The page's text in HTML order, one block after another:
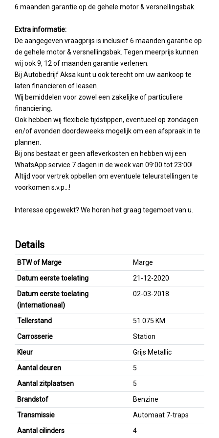
6 maanden garantie op de gehele motor & versnellingsbak.
Extra informatie:
De aangegeven vraagprijs is inclusief 6 maanden garantie op
de gehele motor & versnellingsbak. Tegen meerprijs kunnen
wij ook 9, 12 of maanden garantie verlenen.
Bij Autobedrijf Aksa kunt u ook terecht om uw aankoop te
laten financieren of leasen.
Wij bemiddelen voor zowel een zakelijke of particuliere
financiering.
Ook hebben wij flexibele tijdstippen, eventueel op zondagen
en/of avonden doordeweeks mogelijk om een afspraak in te
plannen.
Bij ons bestaat er geen afleverkosten en hebben wij een
WhatsApp service 7 dagen in de week van 09:00 tot 23:00!
Altijd voor vertrek opbellen om eventuele teleurstellingen te
voorkomen s.v.p...!
Interesse opgewekt? We horen het graag tegemoet van u.
Details
BTW of Marge
Marge
Datum eerste toelating
21-12-2020
Datum eerste toelating
(internationaal)
02-03-2018
Tellerstand
51.075 KM
Carrosserie
Station
Kleur
Grijs Metallic
Aantal deuren
5
Aantal zitplaatsen
5
Brandstof
Benzine
Transmissie
Automaat 7-traps
Aantal cilinders
4